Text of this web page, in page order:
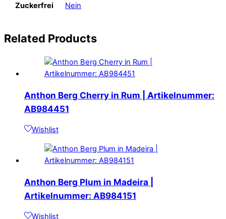
Zuckerfrei Nein
Related Products
Anthon Berg Cherry in Rum | Artikelnummer:
AB984451
Wishlist
Anthon Berg Plum in Madeira |
Artikelnummer: AB984151
Wishlist